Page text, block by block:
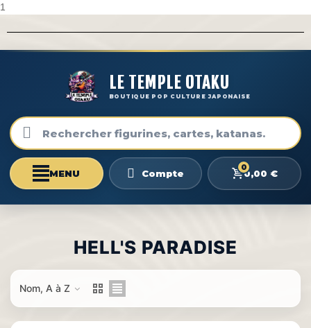
1
LE TEMPLE OTAKU
BOUTIQUE POP CULTURE JAPONAISE
Compte
0
0,00 €
HELL'S PARADISE
Nom, A à Z